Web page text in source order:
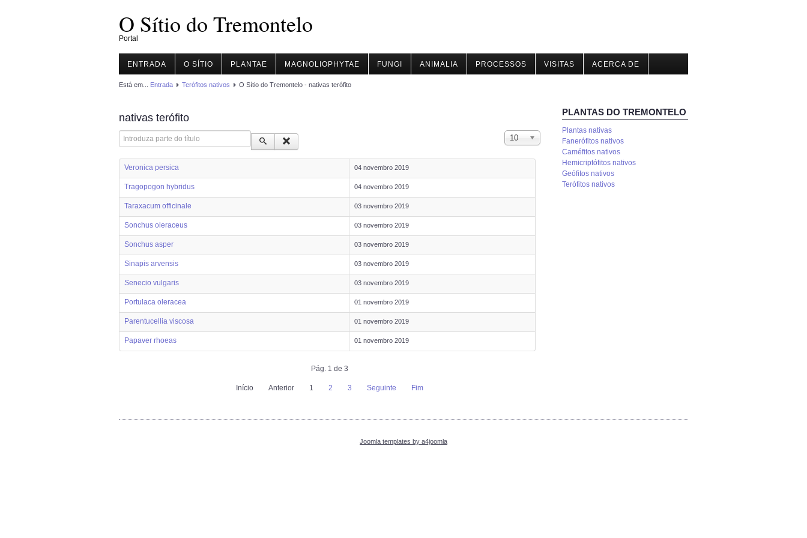
O Sítio do Tremontelo
Portal
ENTRADA O SÍTIO PLANTAE MAGNOLIOPHYTAE FUNGI ANIMALIA PROCESSOS VISITAS ACERCA DE
Está em... Entrada Terófitos nativos O Sítio do Tremontelo - nativas terófito
nativas terófito
Introduza parte do título Qtd. a mostrar
10
Veronica persica 04 novembro 2019
Tragopogon hybridus 04 novembro 2019
Taraxacum officinale 03 novembro 2019
Sonchus oleraceus 03 novembro 2019
Sonchus asper 03 novembro 2019
Sinapis arvensis 03 novembro 2019
Senecio vulgaris 03 novembro 2019
Portulaca oleracea 01 novembro 2019
Parentucellia viscosa 01 novembro 2019
Papaver rhoeas 01 novembro 2019
Pág. 1 de 3
Início Anterior 1 2 3 Seguinte Fim
PLANTAS DO TREMONTELO
Plantas nativas
Fanerófitos nativos
Caméfitos nativos
Hemicriptófitos nativos
Geófitos nativos
Terófitos nativos
Joomla templates by a4joomla